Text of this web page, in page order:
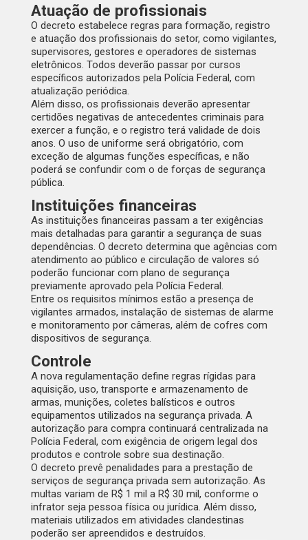
Atuação de profissionais
O decreto estabelece regras para formação, registro
e atuação dos profissionais do setor, como vigilantes,
supervisores, gestores e operadores de sistemas
eletrônicos. Todos deverão passar por cursos
específicos autorizados pela Polícia Federal, com
atualização periódica.
Além disso, os profissionais deverão apresentar
certidões negativas de antecedentes criminais para
exercer a função, e o registro terá validade de dois
anos. O uso de uniforme será obrigatório, com
exceção de algumas funções específicas, e não
poderá se confundir com o de forças de segurança
pública.
Instituições financeiras
As instituições financeiras passam a ter exigências
mais detalhadas para garantir a segurança de suas
dependências. O decreto determina que agências com
atendimento ao público e circulação de valores só
poderão funcionar com plano de segurança
previamente aprovado pela Polícia Federal.
Entre os requisitos mínimos estão a presença de
vigilantes armados, instalação de sistemas de alarme
e monitoramento por câmeras, além de cofres com
dispositivos de segurança.
Controle
A nova regulamentação define regras rígidas para
aquisição, uso, transporte e armazenamento de
armas, munições, coletes balísticos e outros
equipamentos utilizados na segurança privada. A
autorização para compra continuará centralizada na
Polícia Federal, com exigência de origem legal dos
produtos e controle sobre sua destinação.
O decreto prevê penalidades para a prestação de
serviços de segurança privada sem autorização. As
multas variam de R$ 1 mil a R$ 30 mil, conforme o
infrator seja pessoa física ou jurídica. Além disso,
materiais utilizados em atividades clandestinas
poderão ser apreendidos e destruídos.